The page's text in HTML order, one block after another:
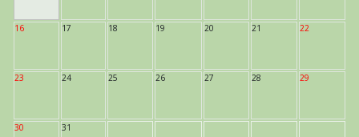
16 17 18 19 20 21 22
23 24 25 26 27 28 29
30 31